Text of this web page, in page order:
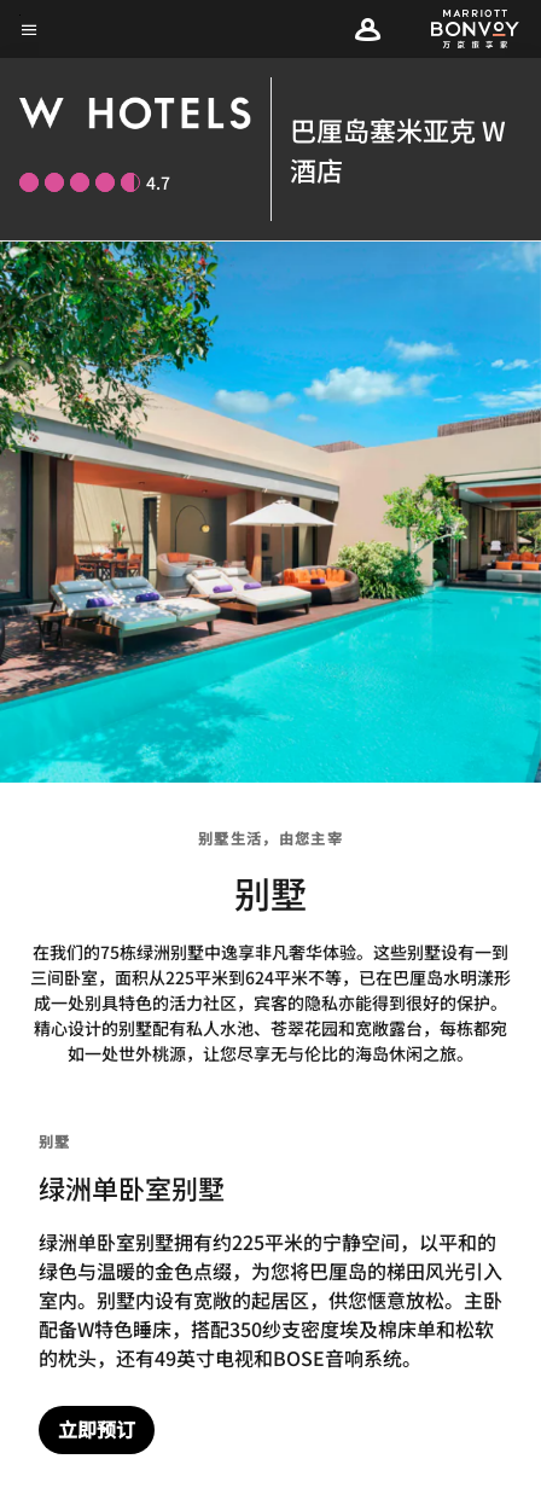
Skip
content
4.7
巴厘岛塞米亚克 W
酒店
别墅生活，由您主宰
别墅
在我们的75栋绿洲别墅中逸享非凡奢华体验。这些别墅设有一到
三间卧室，面积从225平米到624平米不等，已在巴厘岛水明漾形
成一处别具特色的活力社区，宾客的隐私亦能得到很好的保护。
精心设计的别墅配有私人水池、苍翠花园和宽敞露台，每栋都宛
如一处世外桃源，让您尽享无与伦比的海岛休闲之旅。
别墅
绿洲单卧室别墅
绿洲单卧室别墅拥有约225平米的宁静空间，以平和的
绿色与温暖的金色点缀，为您将巴厘岛的梯田风光引入
室内。别墅内设有宽敞的起居区，供您惬意放松。主卧
配备W特色睡床，搭配350纱支密度埃及棉床单和松软
的枕头，还有49英寸电视和BOSE音响系统。
立即预订